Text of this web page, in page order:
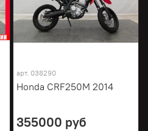
арт. 038290
Honda CRF250M 2014
355000 руб